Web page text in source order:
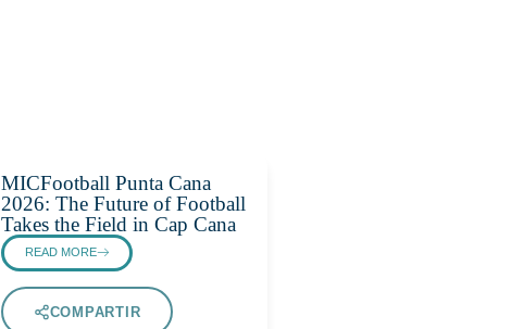
MICFootball Punta Cana
2026: The Future of Football
Takes the Field in Cap Cana
READ MORE
COMPARTIR